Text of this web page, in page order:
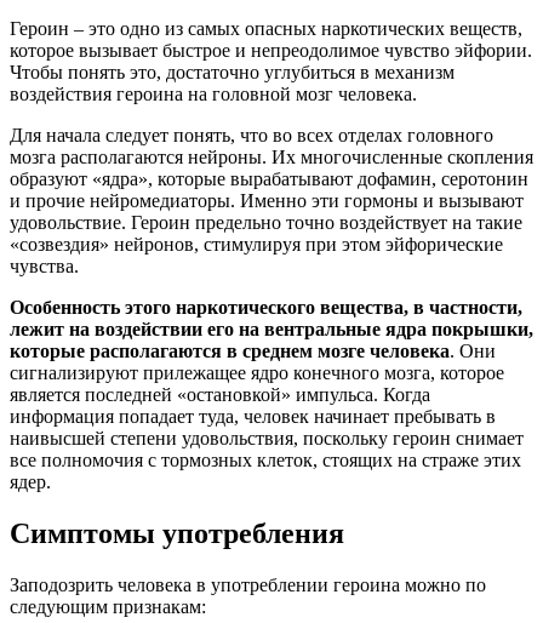
Героин – это одно из самых опасных наркотических веществ,
которое вызывает быстрое и непреодолимое чувство эйфории.
Чтобы понять это, достаточно углубиться в механизм
воздействия героина на головной мозг человека.
Для начала следует понять, что во всех отделах головного
мозга располагаются нейроны. Их многочисленные скопления
образуют «ядра», которые вырабатывают дофамин, серотонин
и прочие нейромедиаторы. Именно эти гормоны и вызывают
удовольствие. Героин предельно точно воздействует на такие
«созвездия» нейронов, стимулируя при этом эйфорические
чувства.
Особенность этого наркотического вещества, в частности,
лежит на воздействии его на вентральные ядра покрышки,
которые располагаются в среднем мозге человека. Они
сигнализируют прилежащее ядро конечного мозга, которое
является последней «остановкой» импульса. Когда
информация попадает туда, человек начинает пребывать в
наивысшей степени удовольствия, поскольку героин снимает
все полномочия с тормозных клеток, стоящих на страже этих
ядер.
Симптомы употребления
Заподозрить человека в употреблении героина можно по
следующим признакам: